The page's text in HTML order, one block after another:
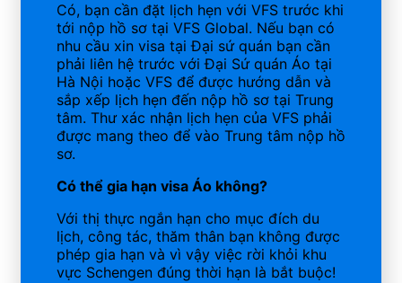
Có, bạn cần đặt lịch hẹn với VFS trước khi
tới nộp hồ sơ tại VFS Global. Nếu bạn có
nhu cầu xin visa tại Đại sứ quán bạn cần
phải liên hệ trước với Đại Sứ quán Áo tại
Hà Nội hoặc VFS để được hướng dẫn và
sắp xếp lịch hẹn đến nộp hồ sơ tại Trung
tâm. Thư xác nhận lịch hẹn của VFS phải
được mang theo để vào Trung tâm nộp hồ
sơ.
Có thể gia hạn visa Áo không?
Với thị thực ngắn hạn cho mục đích du
lịch, công tác, thăm thân bạn không được
phép gia hạn và vì vậy việc rời khỏi khu
vực Schengen đúng thời hạn là bắt buộc!